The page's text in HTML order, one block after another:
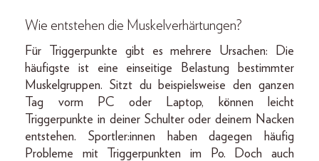
Wie entstehen die Muskelverhärtungen?
Für Triggerpunkte gibt es mehrere Ursachen: Die
häufigste ist eine einseitige Belastung bestimmter
Muskelgruppen. Sitzt du beispielsweise den ganzen
Tag vorm PC oder Laptop, können leicht
Triggerpunkte in deiner Schulter oder deinem Nacken
entstehen. Sportler:innen haben dagegen häufig
Probleme mit Triggerpunkten im Po. Doch auch